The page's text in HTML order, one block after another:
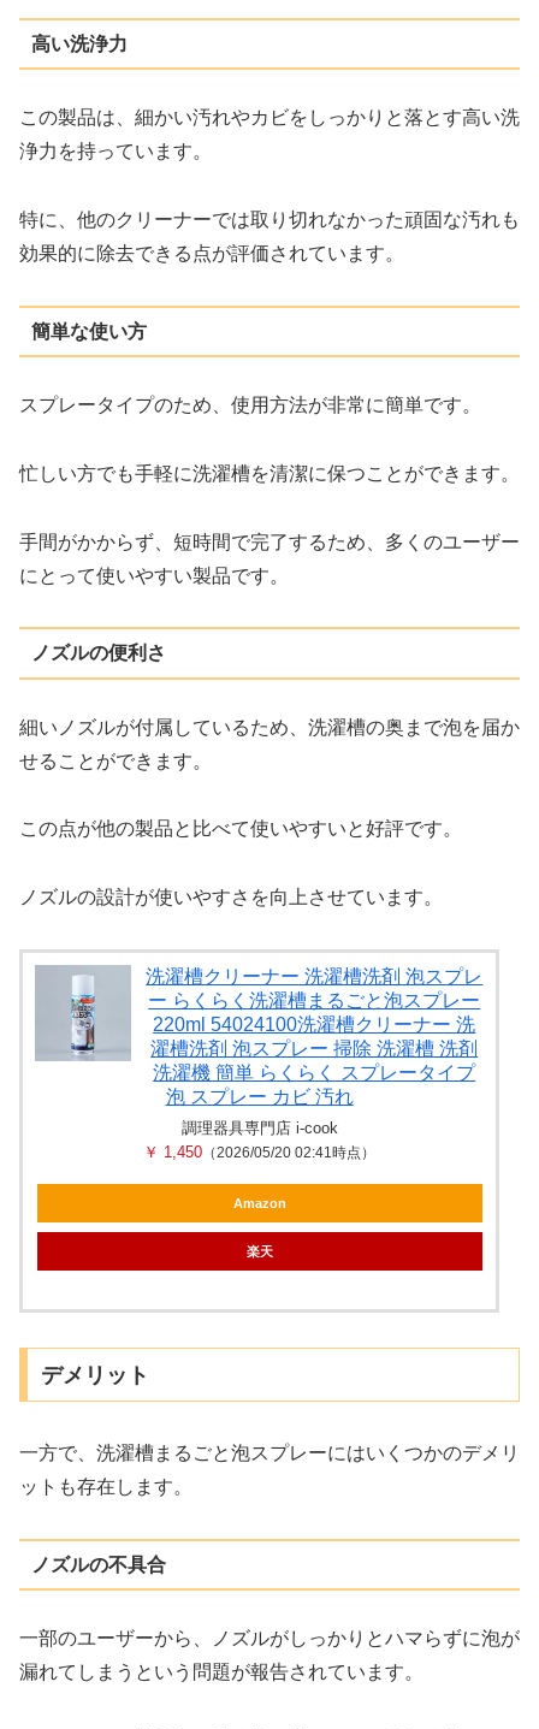
高い洗浄力
この製品は、細かい汚れやカビをしっかりと落とす高い洗
浄力を持っています。
特に、他のクリーナーでは取り切れなかった頑固な汚れも
効果的に除去できる点が評価されています。
簡単な使い方
スプレータイプのため、使用方法が非常に簡単です。
忙しい方でも手軽に洗濯槽を清潔に保つことができます。
手間がかからず、短時間で完了するため、多くのユーザー
にとって使いやすい製品です。
ノズルの便利さ
細いノズルが付属しているため、洗濯槽の奥まで泡を届か
せることができます。
この点が他の製品と比べて使いやすいと好評です。
ノズルの設計が使いやすさを向上させています。
洗濯槽クリーナー 洗濯槽洗剤 泡スプレ
ー らくらく洗濯槽まるごと泡スプレー
220ml 54024100洗濯槽クリーナー 洗
濯槽洗剤 泡スプレー 掃除 洗濯槽 洗剤
洗濯機 簡単 らくらく スプレータイプ
泡 スプレー カビ 汚れ
調理器具専門店 i-cook
￥ 1,450 （2026/05/20 02:41時点）
Amazon
楽天
デメリット
一方で、洗濯槽まるごと泡スプレーにはいくつかのデメリ
ットも存在します。
ノズルの不具合
一部のユーザーから、ノズルがしっかりとハマらずに泡が
漏れてしまうという問題が報告されています。